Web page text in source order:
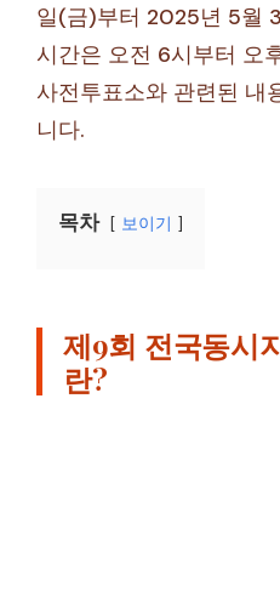
일(금)부터 2025년 5월
시간은 오전 6시부터 오
사전투표소와 관련된 내
니다.
목차 보이기
제9회 전국동시
란?